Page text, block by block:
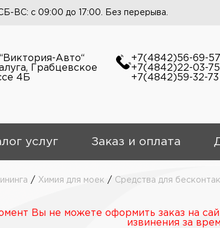
ВС: с 09:00 до 17:00. Без перерыва.
Авто“
Грабцевское
4Б
+7(4842)56-69-57
+7(4842)22-03-75
+7(4842)59-32-73
услуг Заказ и оплата
/ Химия для моек / Средства для
Вы не можете оформить заказ на
извинения за